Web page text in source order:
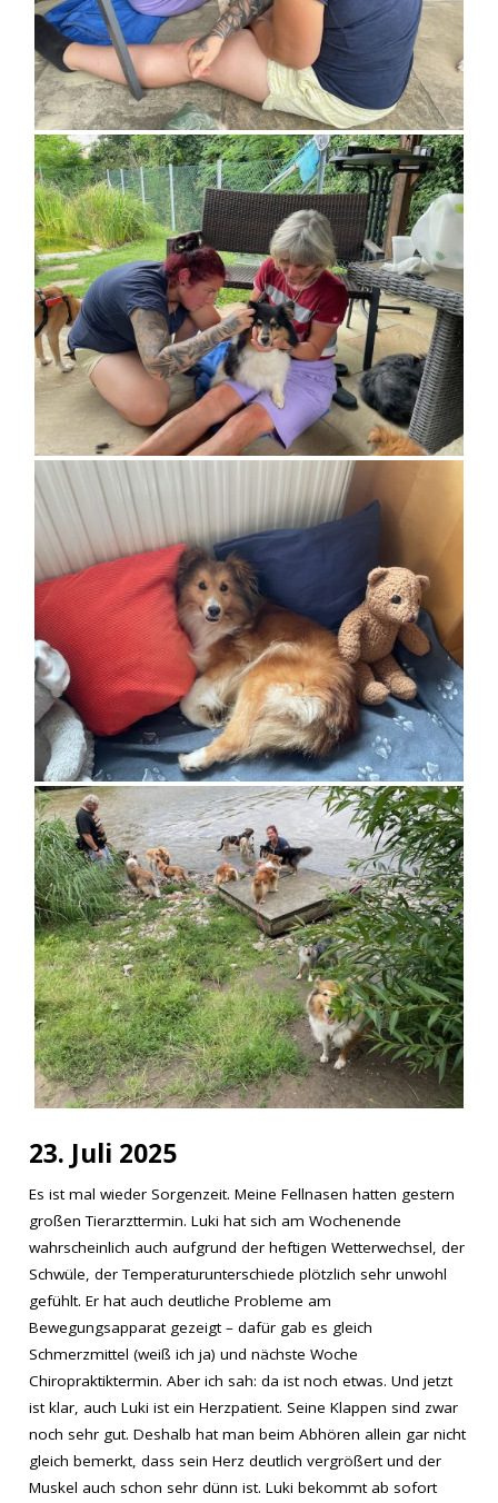
23. Juli 2025
Es ist mal wieder Sorgenzeit. Meine Fellnasen hatten gestern
großen Tierarzttermin. Luki hat sich am Wochenende
wahrscheinlich auch aufgrund der heftigen Wetterwechsel, der
Schwüle, der Temperaturunterschiede plötzlich sehr unwohl
gefühlt. Er hat auch deutliche Probleme am
Bewegungsapparat gezeigt – dafür gab es gleich
Schmerzmittel (weiß ich ja) und nächste Woche
Chiropraktiktermin. Aber ich sah: da ist noch etwas. Und jetzt
ist klar, auch Luki ist ein Herzpatient. Seine Klappen sind zwar
noch sehr gut. Deshalb hat man beim Abhören allein gar nicht
gleich bemerkt, dass sein Herz deutlich vergrößert und der
Muskel auch schon sehr dünn ist. Luki bekommt ab sofort